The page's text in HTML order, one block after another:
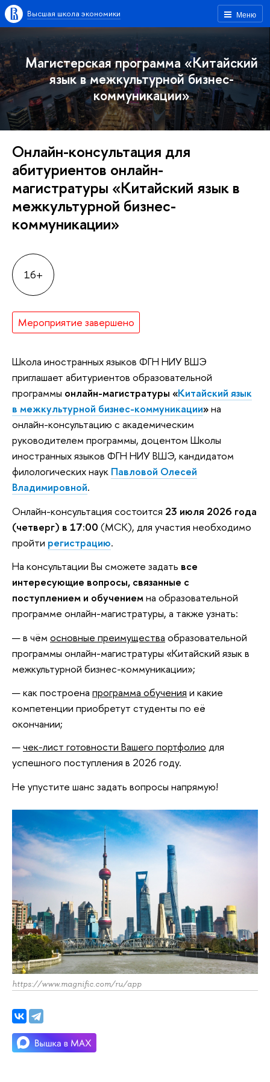
Меню
Высшая школа экономики
Магистерская программа «Китайский
язык в межкультурной бизнес-
коммуникации»
Онлайн-консультация для
абитуриентов онлайн-
магистратуры «Китайский язык в
межкультурной бизнес-
коммуникации»
16+
Мероприятие завершено
Школа иностранных языков ФГН НИУ ВШЭ
приглашает абитуриентов образовательной
программы онлайн-магистратуры «Китайский язык
в межкультурной бизнес-коммуникации»на
онлайн-консультацию с академическим
руководителем программы, доцентом Школы
иностранных языков ФГН НИУ ВШЭ, кандидатом
филологических наук Павловой Олесей
Владимировной.
Онлайн-консультация состоится 23 июля 2026 года
(четверг) в 17:00 (МСК), для участия необходимо
пройти регистрацию.
На консультации Вы сможете задать все
интересующие вопросы, связанные с
поступлением и обучениемна образовательной
программе онлайн-магистратуры, а также узнать:
в чём основные преимущества образовательной
программы онлайн-магистратуры «Китайский язык в
межкультурной бизнес-коммуникации»;
как построена программа обучения и какие
компетенции приобретут студенты по её
окончании;
чек-лист готовности Вашего портфолио для
успешного поступления в 2026 году.
Не упустите шанс задать вопросы напрямую!
https://www.magnific.com/ru/app